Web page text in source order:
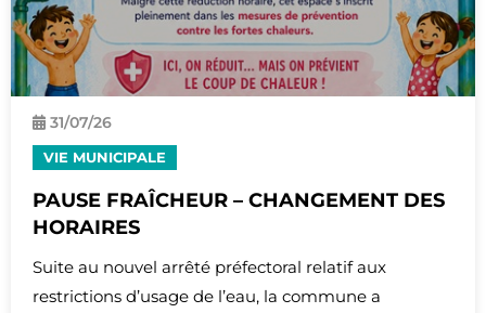
31/07/26
VIE MUNICIPALE
PAUSE FRAÎCHEUR – CHANGEMENT DES
HORAIRES
Suite au nouvel arrêté préfectoral relatif aux
restrictions d’usage de l’eau, la commune a